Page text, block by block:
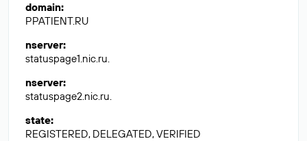
domain:
PPATIENT.RU
nserver:
statuspage1.nic.ru.
nserver:
statuspage2.nic.ru.
state:
REGISTERED, DELEGATED, VERIFIED